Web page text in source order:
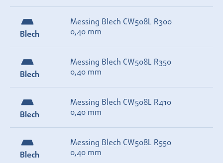
Blech
Messing Blech CW508L R300
0,40 mm
Blech
Messing Blech CW508L R350
0,40 mm
Blech
Messing Blech CW508L R410
0,40 mm
Blech
Messing Blech CW508L R550
0,40 mm